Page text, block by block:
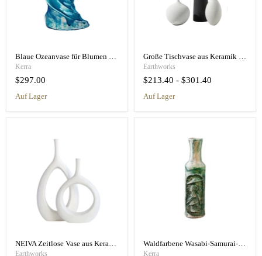
Kerra
$297.00
auf Lager
Earthworks
$213.40 - $301.40
auf Lager
NEIVA Zeitlose Vase aus Keramik und Porzellan
Earthworks
Waldfarbene Wasabi-Samurai-Vase – Keramik- und Glasvase
Kerra